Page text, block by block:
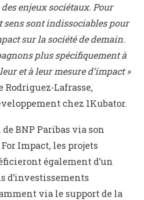
enjeux sociétaux. Pour
sens sont indissociables pour
sur la société de demain.
plus spécifiquement à
et à leur mesure d’impact »
Lafrasse,
chez 1Kubator.
BNP Paribas via son
Impact, les projets
également d’un
d’investissements
via le support de la